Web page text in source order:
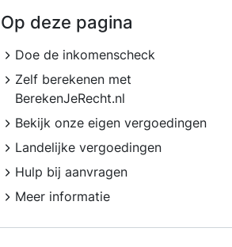
Op deze pagina
Doe de inkomenscheck
Zelf berekenen met
BerekenJeRecht.nl
Bekijk onze eigen vergoedingen
Landelijke vergoedingen
Hulp bij aanvragen
Meer informatie